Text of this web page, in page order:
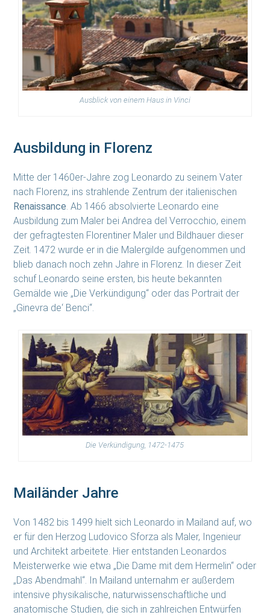
Ausblick von einem Haus in Vinci
Ausbildung in Florenz
Mitte der 1460er-Jahre zog Leonardo zu seinem Vater
nach Florenz, ins strahlende Zentrum der italienischen
Renaissance. Ab 1466 absolvierte Leonardo eine
Ausbildung zum Maler bei Andrea del Verrocchio, einem
der gefragtesten Florentiner Maler und Bildhauer dieser
Zeit. 1472 wurde er in die Malergilde aufgenommen und
blieb danach noch zehn Jahre in Florenz. In dieser Zeit
schuf Leonardo seine ersten, bis heute bekannten
Gemälde wie „Die Verkündigung“ oder das Portrait der
„Ginevra de‘ Benci“.
Die Verkündigung, 1472-1475
Mailänder Jahre
Von 1482 bis 1499 hielt sich Leonardo in Mailand auf, wo
er für den Herzog Ludovico Sforza als Maler, Ingenieur
und Architekt arbeitete. Hier entstanden Leonardos
Meisterwerke wie etwa „Die Dame mit dem Hermelin“ oder
„Das Abendmahl“. In Mailand unternahm er außerdem
intensive physikalische, naturwissenschaftliche und
anatomische Studien, die sich in zahlreichen Entwürfen